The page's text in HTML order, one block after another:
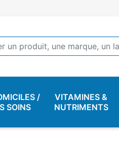
/
SOINS
VITAMINES &
NUTRIMENTS